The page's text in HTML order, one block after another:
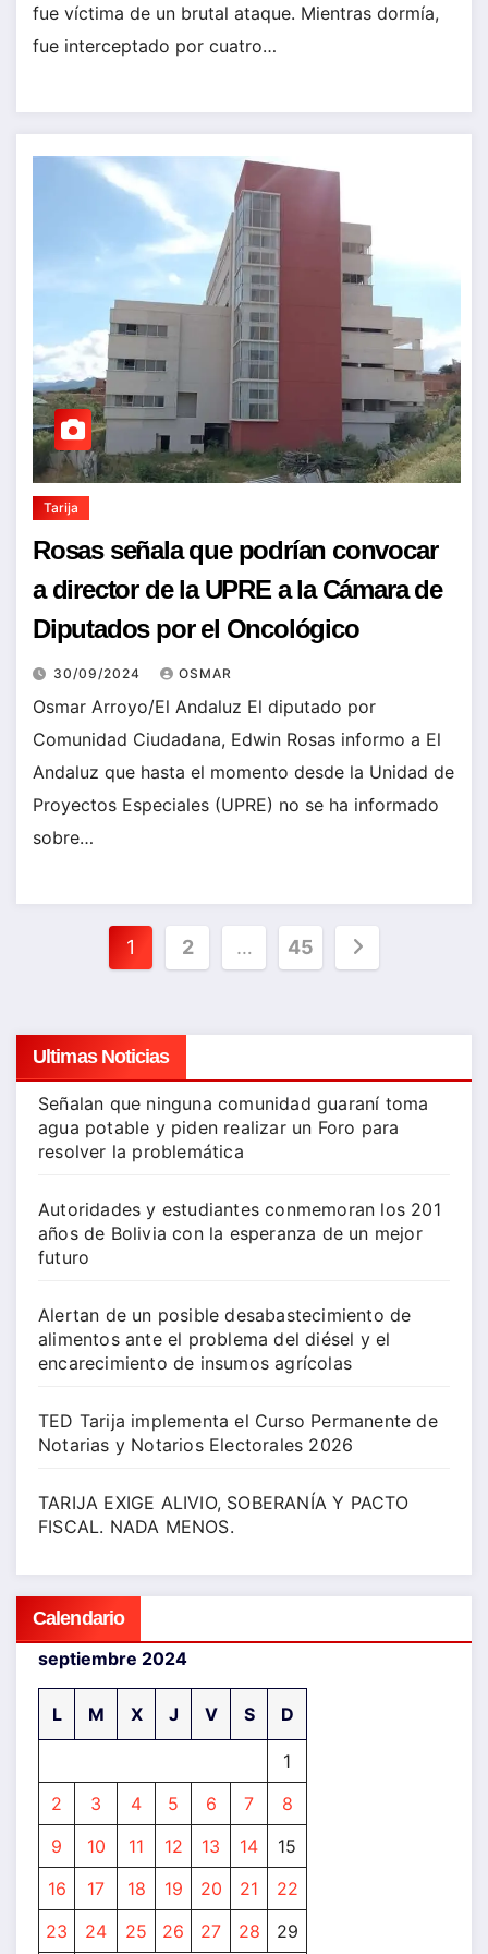
fue víctima de un brutal ataque. Mientras dormía,
fue interceptado por cuatro…
Tarija
Rosas señala que podrían convocar
a director de la UPRE a la Cámara de
Diputados por el Oncológico
30/09/2024 OSMAR
Osmar Arroyo/El Andaluz El diputado por
Comunidad Ciudadana, Edwin Rosas informo a El
Andaluz que hasta el momento desde la Unidad de
Proyectos Especiales (UPRE) no se ha informado
sobre…
Paginación
entradas
1 2 … 45
Ultimas Noticias
Señalan que ninguna comunidad guaraní toma
agua potable y piden realizar un Foro para
resolver la problemática
Autoridades y estudiantes conmemoran los 201
años de Bolivia con la esperanza de un mejor
futuro
Alertan de un posible desabastecimiento de
alimentos ante el problema del diésel y el
encarecimiento de insumos agrícolas
TED Tarija implementa el Curso Permanente de
Notarias y Notarios Electorales 2026
TARIJA EXIGE ALIVIO, SOBERANÍA Y PACTO
FISCAL. NADA MENOS.
Calendario
septiembre 2024
L M X J V S D
1
2
3 4 5 6 7
8
9
10 11 12 13 14
15
16
17 18 19 20 21
22
23
24 25 26 27 28
29